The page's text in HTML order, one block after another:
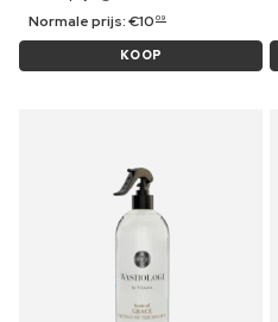
Normale prijs:€10 09
KOOP